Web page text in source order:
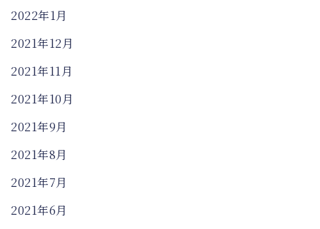
2022年1月
2021年12月
2021年11月
2021年10月
2021年9月
2021年8月
2021年7月
2021年6月